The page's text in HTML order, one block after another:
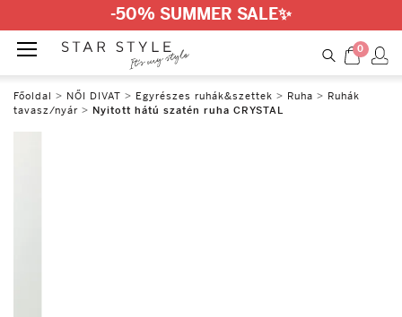
-50% SUMMER SALE✨
0
Főoldal > NŐI DIVAT > Egyrészes ruhák&szettek > Ruha > Ruhák
tavasz/nyár > Nyitott hátú szatén ruha CRYSTAL